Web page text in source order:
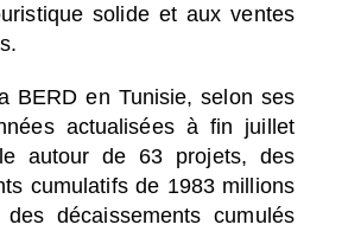
solide et aux ventes
BERD en Tunisie, selon ses
actualisées à fin juillet
autour de 63 projets, des
cumulatifs de 1983 millions
des décaissements cumulés